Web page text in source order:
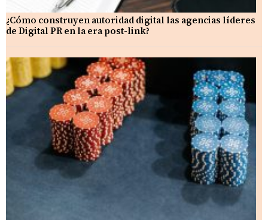
¿Cómo construyen autoridad digital las agencias líderes
de Digital PR en la era post-link?